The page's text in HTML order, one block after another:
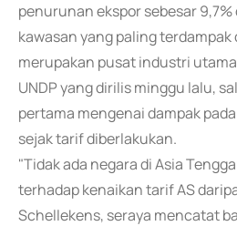
penurunan ekspor sebesar 9,7%
kawasan yang paling terdampak
merupakan pusat industri
UNDP yang dirilis minggu lalu,
pertama mengenai dampak
sejak tarif diberlakukan.
"Tidak ada negara di Asia
terhadap kenaikan tarif AS
Schellekens, seraya mencatat